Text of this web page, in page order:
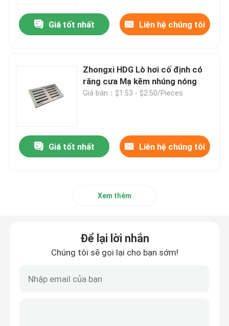
Nhà
Địa chỉ liên hệ
Bộ phận lò hơi
Ống thép liền mạch
Giá tốt nhất Liên hệ chúng tôi
Zhongxi HDG Lò hơi cố định có
răng cưa Mạ kẽm nhúng nóng
Giá bán：$1.53 - $2.50/Pieces
Giá tốt nhất Liên hệ chúng tôi
Xem thêm
Để lại lời nhắn
Chúng tôi sẽ gọi lại cho bạn sớm!